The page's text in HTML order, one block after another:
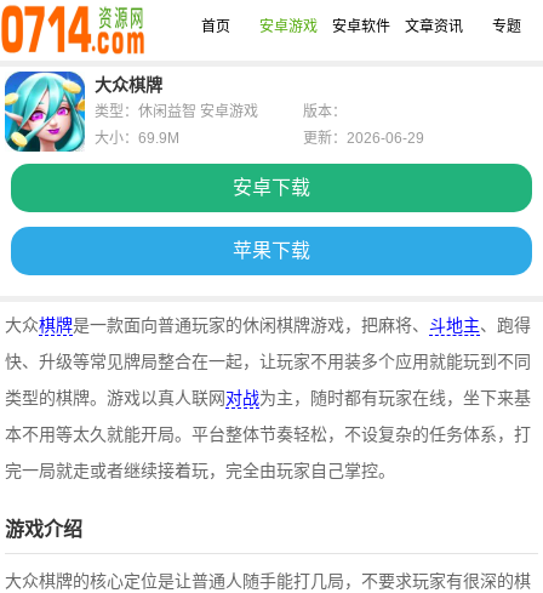
首页 安卓游戏 安卓软件 文章资讯 专题
大众棋牌
安卓下载
苹果下载
类型：休闲益智 安卓游戏
版本：
大小：69.9M
更新：2026-06-29
大众棋牌是一款面向普通玩家的休闲棋牌游戏，把麻将、斗地主、跑得
快、升级等常见牌局整合在一起，让玩家不用装多个应用就能玩到不同
类型的棋牌。游戏以真人联网对战为主，随时都有玩家在线，坐下来基
本不用等太久就能开局。平台整体节奏轻松，不设复杂的任务体系，打
完一局就走或者继续接着玩，完全由玩家自己掌控。
游戏介绍
大众棋牌的核心定位是让普通人随手能打几局，不要求玩家有很深的棋